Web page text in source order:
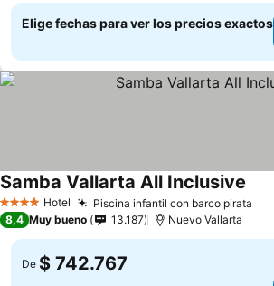
Elige fechas para ver los precios exactos
4 EstrellasHotel Piscina infantil con barco pirata
Samba Vallarta All Inclusive
8,4 Muy bueno 13.187 Nuevo Vallarta
De $ 742.767